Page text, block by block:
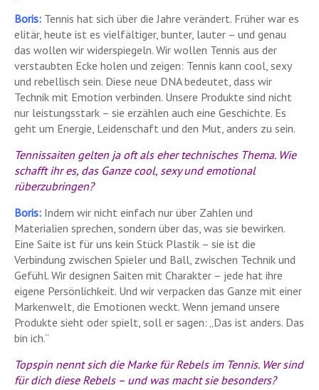
Boris: Tennis hat sich über die Jahre verändert. Früher war es
elitär, heute ist es vielfältiger, bunter, lauter – und genau
das wollen wir widerspiegeln. Wir wollen Tennis aus der
verstaubten Ecke holen und zeigen: Tennis kann cool, sexy
und rebellisch sein. Diese neue DNA bedeutet, dass wir
Technik mit Emotion verbinden. Unsere Produkte sind nicht
nur leistungsstark – sie erzählen auch eine Geschichte. Es
geht um Energie, Leidenschaft und den Mut, anders zu sein.
Tennissaiten gelten ja oft als eher technisches Thema. Wie
schafft ihr es, das Ganze cool, sexy und emotional
rüberzubringen?
Boris: Indem wir nicht einfach nur über Zahlen und
Materialien sprechen, sondern über das, was sie bewirken.
Eine Saite ist für uns kein Stück Plastik – sie ist die
Verbindung zwischen Spieler und Ball, zwischen Technik und
Gefühl. Wir designen Saiten mit Charakter – jede hat ihre
eigene Persönlichkeit. Und wir verpacken das Ganze mit einer
Markenwelt, die Emotionen weckt. Wenn jemand unsere
Produkte sieht oder spielt, soll er sagen: „Das ist anders. Das
bin ich.“
Topspin nennt sich die Marke für Rebels im Tennis. Wer sind
für dich diese Rebels – und was macht sie besonders?